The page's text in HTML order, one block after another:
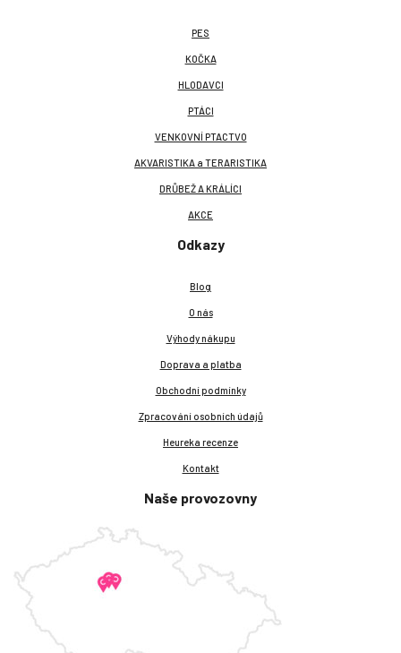
PES
KOČKA
HLODAVCI
PTÁCI
VENKOVNÍ PTACTVO
AKVARISTIKA a TERARISTIKA
DRŮBEŽ A KRÁLÍCI
AKCE
Odkazy
Blog
O nás
Výhody nákupu
Doprava a platba
Obchodní podmínky
Zpracování osobních údajů
Heureka recenze
Kontakt
Naše provozovny